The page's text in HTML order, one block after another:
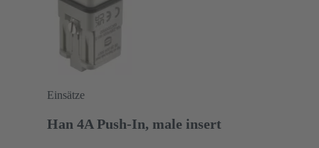
Einsätze
Han 4A Push-In, male insert